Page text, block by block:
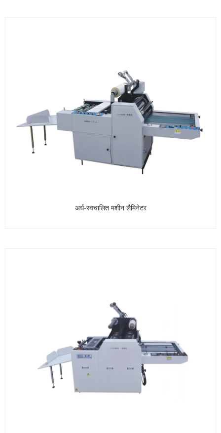
अर्ध-स्वचालित मशीन लैमिनेटर